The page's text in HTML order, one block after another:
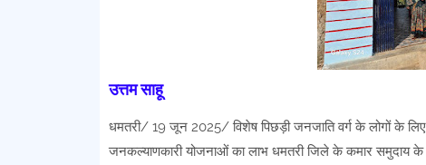
उत्तम साहू
धमतरी/ 19 जून 2025/ विशेष पिछड़ी जनजाति वर्ग के लोगों के
जनकल्याणकारी योजनाओं का लाभ धमतरी जिले के कमार समुदाय के